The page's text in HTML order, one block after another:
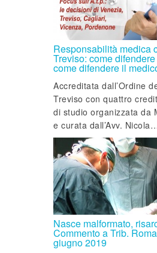
Responsabilità medica
Treviso: come
come difendere il
Accreditata dall’Ordine
Treviso con quattro
di studio organizzata da
e curata dall’Avv.
Nasce malformato,
Commento a Trib.
giugno 2019